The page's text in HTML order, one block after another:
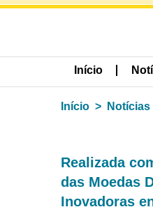
Início
Início Notícias
Realizada
das Moedas
Inovadoras